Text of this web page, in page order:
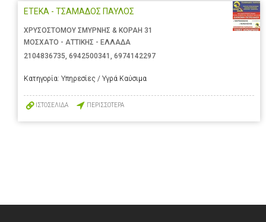
ΕΤΕΚΑ - ΤΣΑΜΑΔΟΣ ΠΑΥΛΟΣ
ΧΡΥΣΟΣΤΟΜΟΥ ΣΜΥΡΝΗΣ & ΚΟΡΑΗ 31
ΜΟΣΧΑΤΟ - ΑΤΤΙΚΗΣ - ΕΛΛΑΔΑ
2104836735 6942500341 6974142297
Κατηγορία: Υπηρεσίες / Υγρά Καύσιμα
ΙΣΤΟΣΕΛΙΔΑ ΠΕΡΙΣΣΟΤΕΡΑ